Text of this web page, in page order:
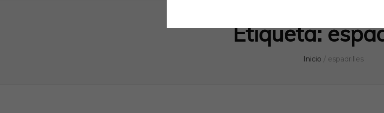
Etiqueta:
Inicio / espadrilles